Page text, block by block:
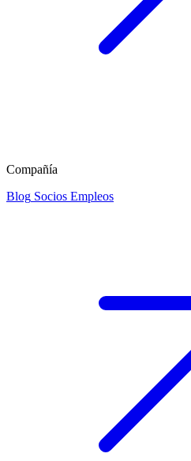
Compañía
Blog Socios Empleos